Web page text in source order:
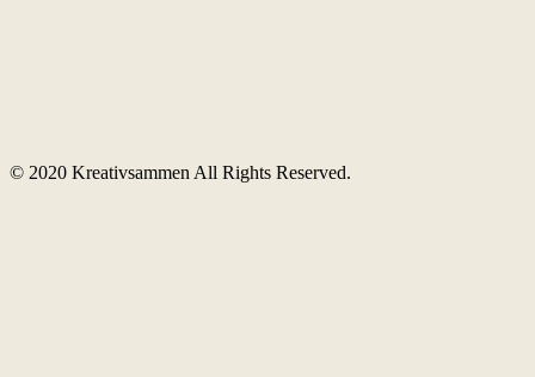
© 2020 Kreativsammen All Rights Reserved.